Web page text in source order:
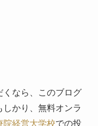
なら、このブログ
かり、無料オンラ
院経営大学校での投